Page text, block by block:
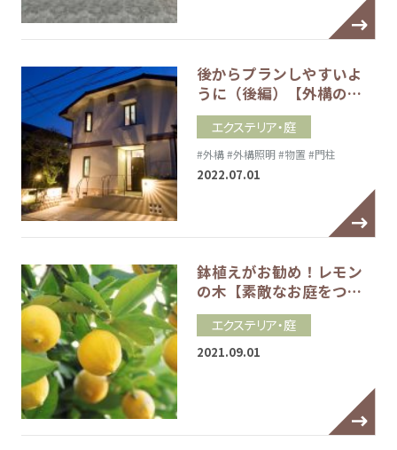
後からプランしやすいよ
うに（後編）【外構の…
エクステリア・庭
#外構#外構照明 #物置 #門柱
2022.07.01
鉢植えがお勧め！レモン
の木【素敵なお庭をつ…
エクステリア・庭
2021.09.01